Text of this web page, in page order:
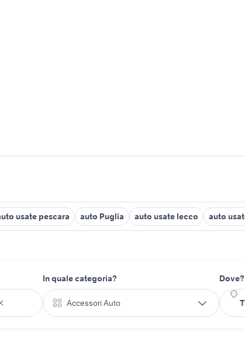
usate pescara auto Puglia auto usate lecco auto
In quale categoria?
Accessori Auto
Dove?